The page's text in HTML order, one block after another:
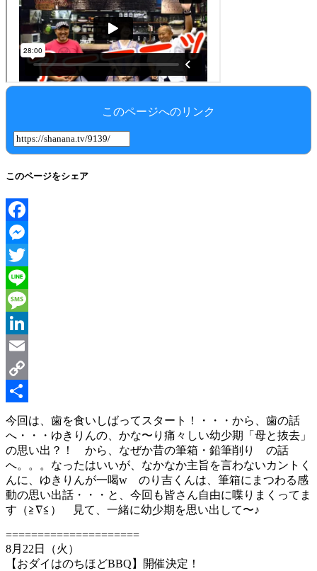
このページへのリンク
このページをシェア
Facebook
Messenger
Twitter
Line
Message
LinkedIn
Email
Copy
Link
共
有
今回は、歯を食いしばってスタート！・・・から、歯の話
へ・・・ゆきりんの、かな〜り痛々しい幼少期「母と抜去」
の思い出？！ から、なぜか昔の筆箱・鉛筆削り の話
へ。。。なったはいいが、なかなか主旨を言わないカントく
んに、ゆきりんが一喝w のり吉くんは、筆箱にまつわる感
動の思い出話・・・と、今回も皆さん自由に喋りまくってま
す（≧∇≦） 見て、一緒に幼少期を思い出して〜♪
=====================
8月22日（火）
【おダイはのちほどBBQ】開催決定！